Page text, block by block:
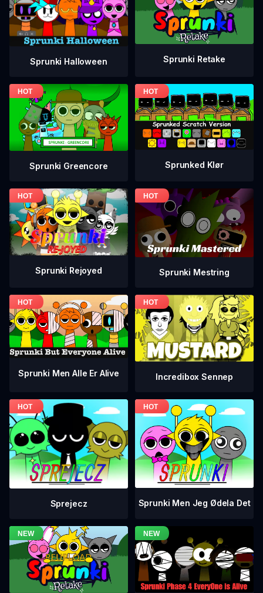
Sprunki Halloween Sprunki Retake
Sprunki Greencore Sprunked Klør
Sprunki Rejoyed Sprunki Mestring
Sprunki Men Alle Er Alive Incredibox Sennep
Sprejecz Sprunki Men Jeg Ødela Det